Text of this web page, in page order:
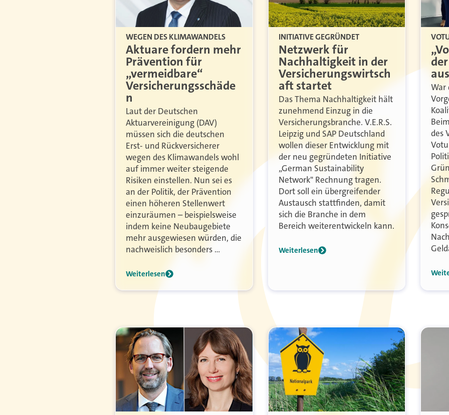
WEGEN DES KLIMAWANDELS
Aktuare fordern mehr
Prävention für
„vermeidbare“
Versicherungsschäde
n
Laut der Deutschen
Aktuarvereinigung (DAV)
müssen sich die deutschen
Erst- und Rückversicherer
wegen des Klimawandels wohl
auf immer weiter steigende
Risiken einstellen. Nun sei es
an der Politik, der Prävention
einen höheren Stellenwert
einzuräumen – beispielsweise
indem keine Neubaugebiete
mehr ausgewiesen würden, die
nachweislich besonders …
Weiterlesen
INITIATIVE GEGRÜNDET
Netzwerk für
Nachhaltigkeit in der
Versicherungswirtsch
aft startet
Das Thema Nachhaltigkeit hält
zunehmend Einzug in die
Versicherungsbranche. V.E.R.S.
Leipzig und SAP Deutschland
wollen dieser Entwicklung mit
der neu gegründeten Initiative
„German Sustainability
Network" Rechnung tragen.
Dort soll ein übergreifender
Austausch stattfinden, damit
sich die Branche in dem
Bereich weiterentwickeln kann.
Weiterlesen
War
des